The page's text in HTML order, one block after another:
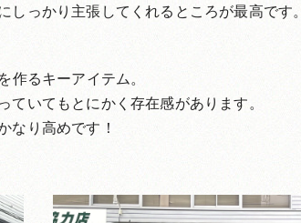
っかり主張してくれるところが最高です。
作るキーアイテム。
いてもとにかく存在感があります。
なり高めです！